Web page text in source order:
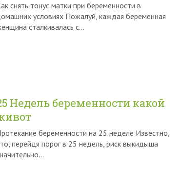
снять тонус матки при беременности в
условиях Пожалуй, каждая беременная
сталкивалась с…
Недель беременности какой
беременности на 25 неделе Известно,
перейдя порог в 25 недель, риск выкидыша